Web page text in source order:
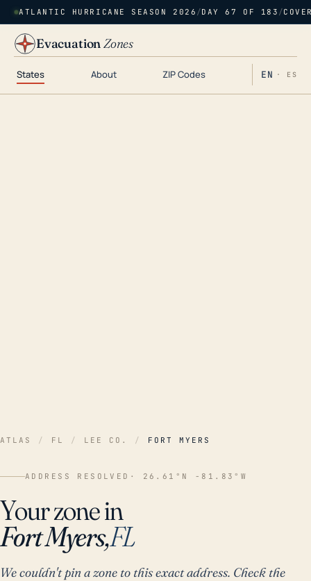
ATLANTIC HURRICANE SEASON 2026 /DAY 67 OF 183 /
EvacuationZones
States About ZIP Codes EN · ES
ATLAS / FL / LEE CO. / FORT MYERS
ADDRESS RESOLVED · 26.61°N -81.83°W
Your zone in
Fort Myers,FL
We couldn't pin a zone to this exact address. Check the